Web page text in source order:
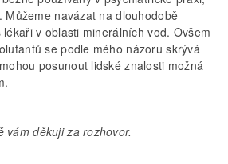
Můžeme navázat na dlouhodobě
v oblasti minerálních vod. Ovšem
se podle mého názoru skrývá
posunout lidské znalosti možná
vám děkuji za rozhovor.